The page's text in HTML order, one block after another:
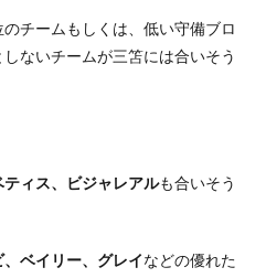
チームもしくは、低い守備ブロ
ないチームが三笘には合いそう
ィス、ビジャレアルも合いそう
ベイリー、グレイなどの優れた